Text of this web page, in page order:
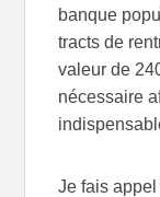
banque
tracts de
valeur de
nécessaire
Je fais